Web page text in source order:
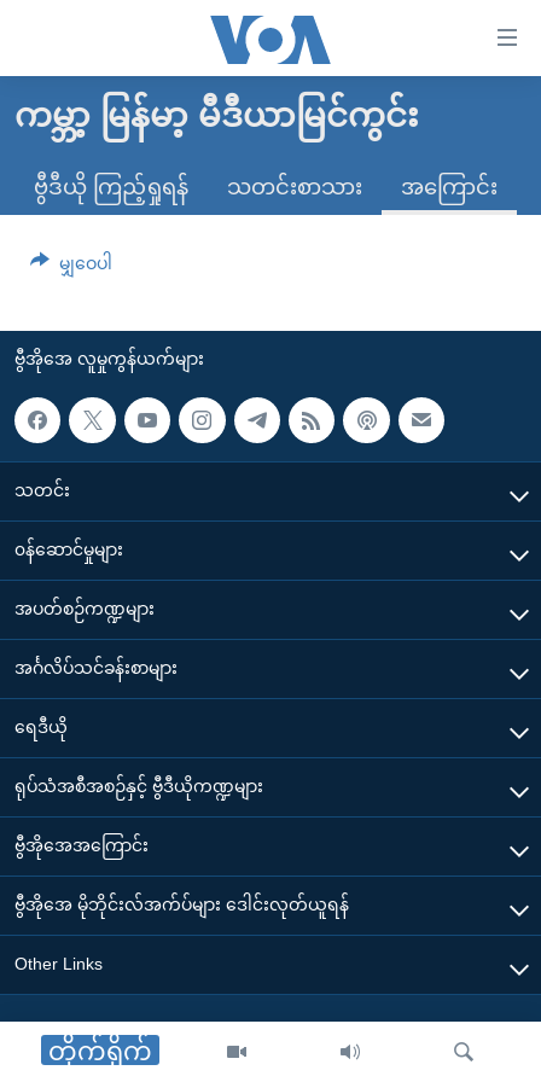
လွယ်ကူ
သည့်
အကြောင်းအရာ
ကျော်
ကြည့်
ရန်
အ
ညွန်း
စာမျက်နှာ
သို့
ကျော်
ရှာဖွေ
နေရာ
သို့
ကျော်
ရန်
မူလစာမျက်နှာ
မြန်မာ
ကမ္ဘာ့သတင်းများ
နိုင်ငံတကာ
တရုတ်
ဗွီဒီယို
ရပ်ဝန်းတခု လမ်းတခု အလွန်
အမေရိကန်သုံးအီဒီယံ
မကြေးမုံရဲ့ အင်္ဂလိပ်စာ
ရုပ်ရှင်ထဲက အင်္ဂလိပ်စာ
သုတပဒေသာ အင်္ဂလိပ်စာ
အပတ်စဉ်ကဏ္ဍများ
ရေဒီယို
တီဗွီ
ရေဒီယိုနှင့်ရုပ်သံ အချက်အလက်များ
ရေဒီယို/တီဗွီအစီအစဉ်
Learning English
ဘာသာစကားများ
တိုက်ရိုက်
ကမ္ဘာ့ မြန်မာ့ မီဒီယာမြင်ကွင်း
ဗွီဒီယို ကြည့်ရှုရန် သတင်းစာသား အကြောင်း
မျှဝေပါ
ဗွီအိုအေ လူမှုကွန်ယက်များ
သတင်း
၀န်ဆောင်မှုများ
အပတ်စဉ်ကဏ္ဍများ
အင်္ဂလိပ်သင်ခန်းစာများ
ရေဒီယို
ရုပ်သံအစီအစဉ်နှင့် ဗွီဒီယိုကဏ္ဍများ
ဗွီအိုအေအကြောင်း
ဗွီအိုအေ မိုဘိုင်းလ်အက်ပ်များ ဒေါင်းလုတ်ယူရန်
Other Links